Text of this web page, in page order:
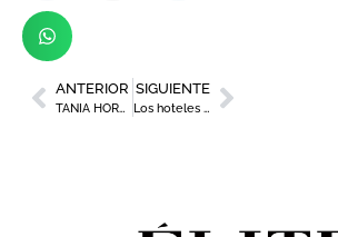
ANTERIOR
TANIA HORTELANO: PERSONAL SHOPPER Y ASESORA DE IMAGEN DE EL CORTE INGLÉS
SIGUIENTE
Los hoteles de la Región de Murcia que desearás visitar después del confinamiento